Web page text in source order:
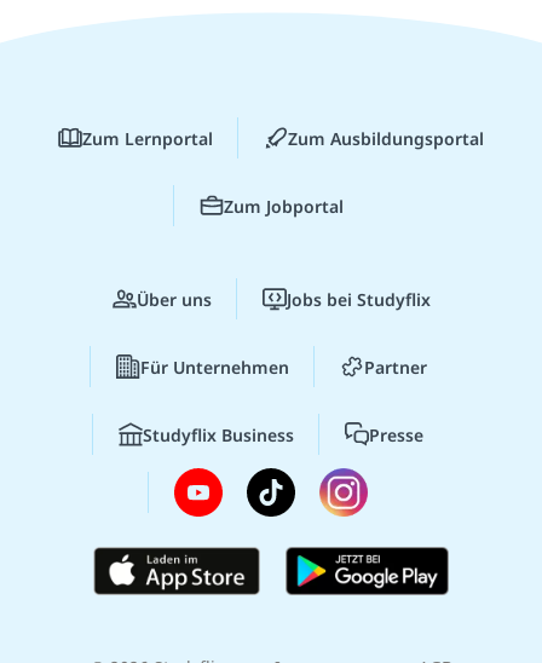
Zum Lernportal Zum Ausbildungsportal
Zum Jobportal
Über uns Jobs bei Studyflix
Für Unternehmen Partner
Studyflix Business Presse